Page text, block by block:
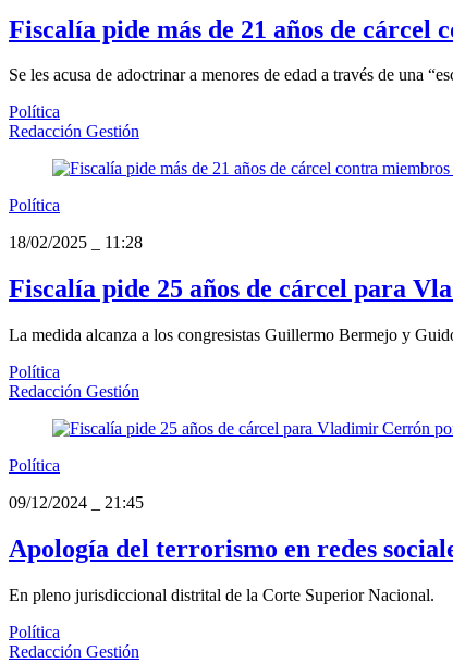
Fiscalía pide más de 21 años de
Se les acusa de adoctrinar a menores de edad a través de una
Política
Redacción Gestión
Política
18/02/2025
11:28
Fiscalía pide 25 años de cárcel para
La medida alcanza a los congresistas Guillermo Bermejo y
Política
Redacción Gestión
Política
09/12/2024
21:45
Apología del terrorismo en redes
En pleno jurisdiccional distrital de la Corte Superior Nacional.
Política
Redacción Gestión